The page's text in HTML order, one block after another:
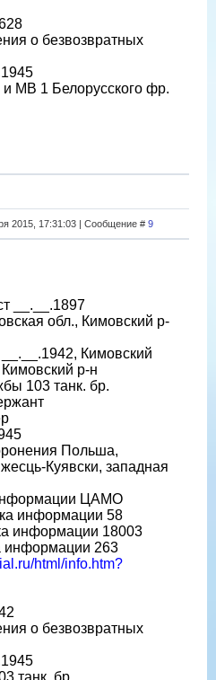
о безвозвратных
МВ 1 Белорусского фр.
2015, 17:31:03 | Сообщение # 9
__.__.1897
обл., Кимовский р-
Кимовский
р-н
103 танк. бр.
Польша,
Куявски, западная
ЦАМО
информации 58
информации 18003
информации 263
html/info.htm?
о безвозвратных
танк. бр.